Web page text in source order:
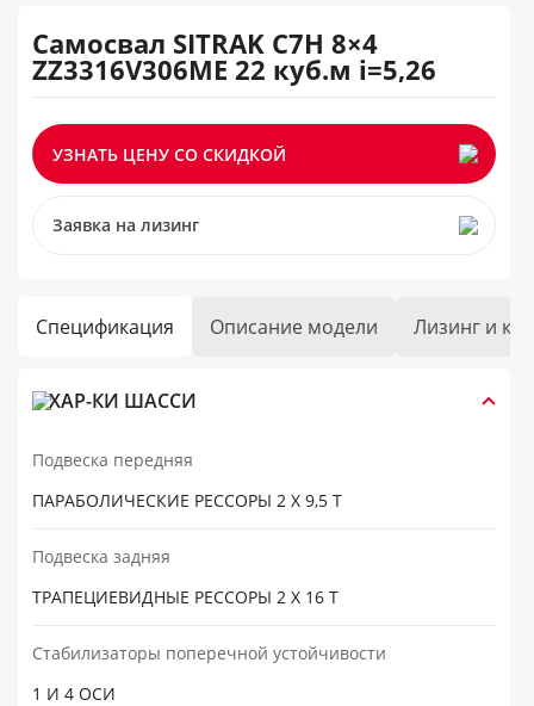
Самосвал SITRAK C7H 8×4
ZZ3316V306ME 22 куб.м i=5,26
УЗНАТЬ ЦЕНУ СО СКИДКОЙ
Заявка на лизинг
Спецификация Описание модели Лизинг и
ХАР-КИ ШАССИ
Подвеска передняя
ПАРАБОЛИЧЕСКИЕ РЕССОРЫ 2 X 9,5 Т
Подвеска задняя
ТРАПЕЦИЕВИДНЫЕ РЕССОРЫ 2 X 16 Т
Стабилизаторы поперечной устойчивости
1 И 4 ОСИ